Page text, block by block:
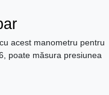
acest manometru pentru
poate măsura presiunea